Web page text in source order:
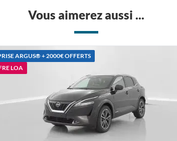
Vous aimerez aussi ...
ARGUS®️ + 2000€ OFFERTS
LOA